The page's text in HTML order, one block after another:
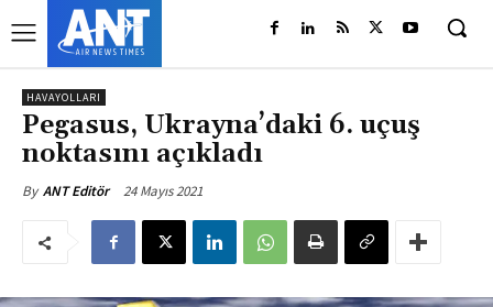
HAVAYOLLARI
Pegasus, Ukrayna’daki 6. uçuş
noktasını açıkladı
By ANT Editör 24 Mayıs 2021